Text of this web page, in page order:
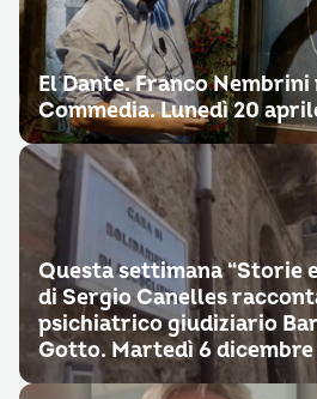
El Dante. Franco
Commedia. Lunedì 20
Questa settimana “Storie
di Sergio Canelles
psichiatrico giudiziario
Gotto. Martedì 6